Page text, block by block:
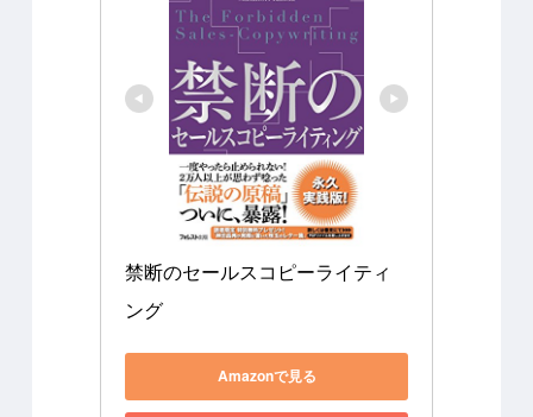
禁断のセールスコピーライティ
ング
Amazonで見る